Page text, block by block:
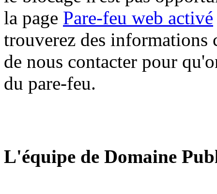
la page Pare-feu web activé
trouverez des informations
de nous contacter pour
du pare-feu.
L'équipe de Domaine